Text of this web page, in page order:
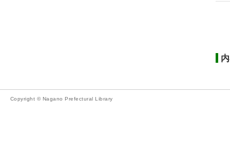
Copyright © Nagano Prefectural Library